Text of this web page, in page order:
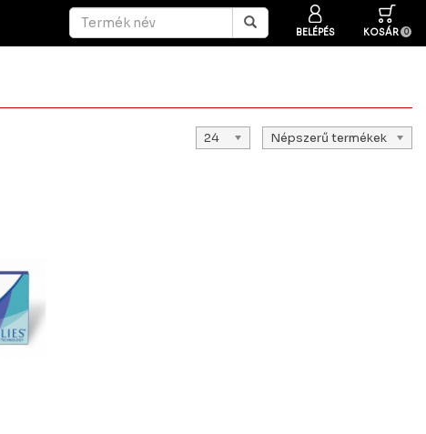
BELÉPÉS KOSÁR 0
24 Népszerű termékek